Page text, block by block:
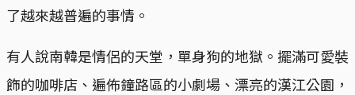
了越來越普遍的事情。
有人說南韓是情侶的天堂，單身狗的地獄。擺滿可愛裝
飾的咖啡店、遍佈鐘路區的小劇場、漂亮的漢江公園，